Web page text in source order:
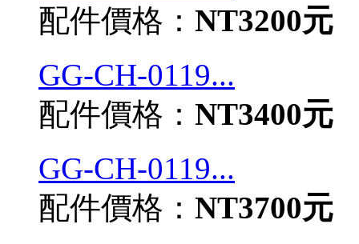
配件價格： NT3200元
GG-CH-0119...
配件價格： NT3400元
GG-CH-0119...
配件價格： NT3700元